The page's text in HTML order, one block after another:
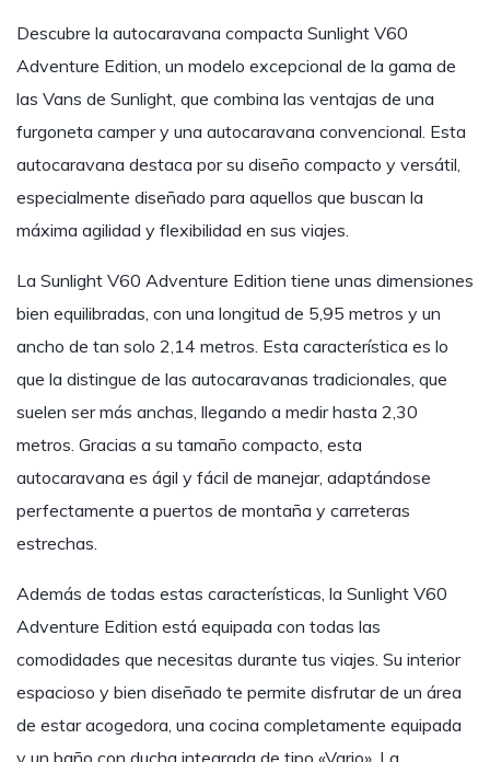
Descubre la autocaravana compacta Sunlight V60
Adventure Edition, un modelo excepcional de la gama de
las Vans de Sunlight, que combina las ventajas de una
furgoneta camper y una autocaravana convencional. Esta
autocaravana destaca por su diseño compacto y versátil,
especialmente diseñado para aquellos que buscan la
máxima agilidad y flexibilidad en sus viajes.
La Sunlight V60 Adventure Edition tiene unas dimensiones
bien equilibradas, con una longitud de 5,95 metros y un
ancho de tan solo 2,14 metros. Esta característica es lo
que la distingue de las autocaravanas tradicionales, que
suelen ser más anchas, llegando a medir hasta 2,30
metros. Gracias a su tamaño compacto, esta
autocaravana es ágil y fácil de manejar, adaptándose
perfectamente a puertos de montaña y carreteras
estrechas.
Además de todas estas características, la Sunlight V60
Adventure Edition está equipada con todas las
comodidades que necesitas durante tus viajes. Su interior
espacioso y bien diseñado te permite disfrutar de un área
de estar acogedora, una cocina completamente equipada
y un baño con ducha integrada de tipo «Vario». La